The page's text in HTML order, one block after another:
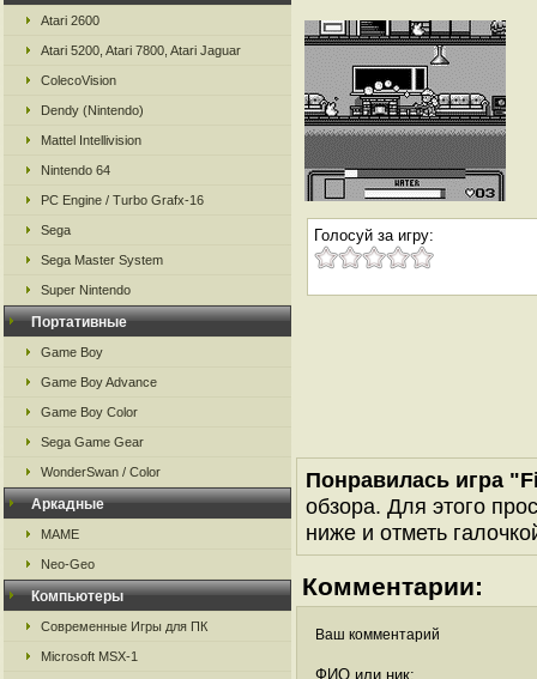
Atari 2600
Atari 5200, Atari 7800, Atari Jaguar
ColecoVision
Dendy (Nintendo)
Mattel Intellivision
Nintendo 64
PC Engine / Turbo Grafx-16
Sega
Sega Master System
Super Nintendo
Портативные
Game Boy
Game Boy Advance
Game Boy Color
Sega Game Gear
WonderSwan / Color
Аркадные
MAME
Neo-Geo
Компьютеры
Современные Игры для ПК
Microsoft MSX-1
Голосуй за игру:
Понравилась игра
обзора. Для этого
ниже и отметь
Комментарии:
Ваш комментарий
ФИО или ник: